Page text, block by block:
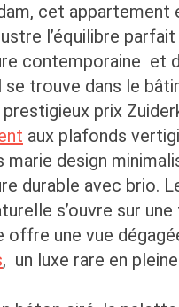
cet appartement
l’équilibre
contemporaine et
se trouve dans le
prestigieux prix
aux plafonds
marie design
durable avec brio.
s’ouvre sur
offre une vue
, un luxe rare en